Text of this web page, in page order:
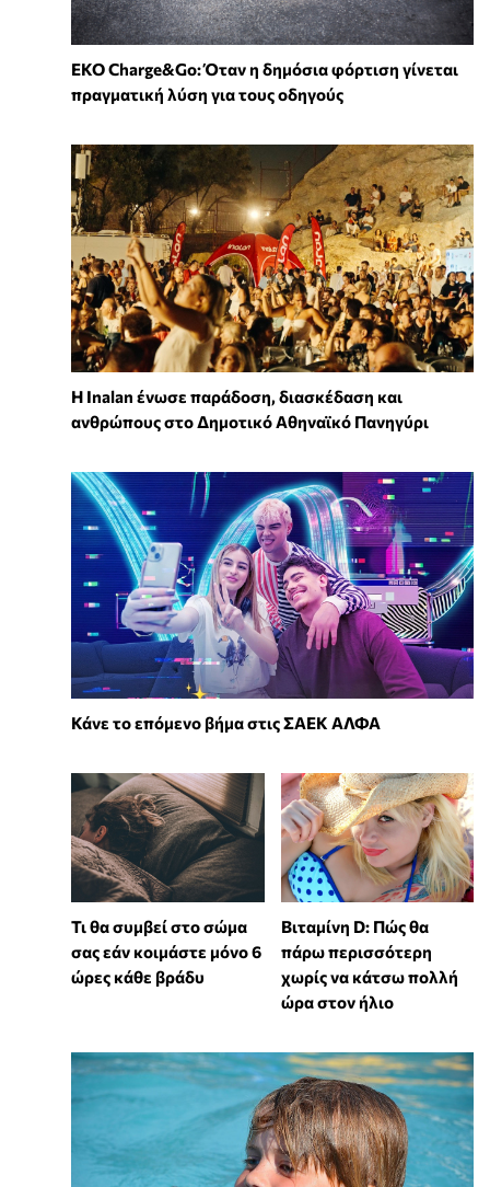
EKO Charge&Go: Όταν η δημόσια φόρτιση γίνεται
πραγματική λύση για τους οδηγούς
Η Inalan ένωσε παράδοση, διασκέδαση και
ανθρώπους στο Δημοτικό Αθηναϊκό Πανηγύρι
Κάνε το επόμενο βήμα στις ΣΑΕΚ ΑΛΦΑ
Τι θα συμβεί στο σώμα
σας εάν κοιμάστε μόνο 6
ώρες κάθε βράδυ
Βιταμίνη D: Πώς θα
πάρω περισσότερη
χωρίς να κάτσω πολλή
ώρα στον ήλιο